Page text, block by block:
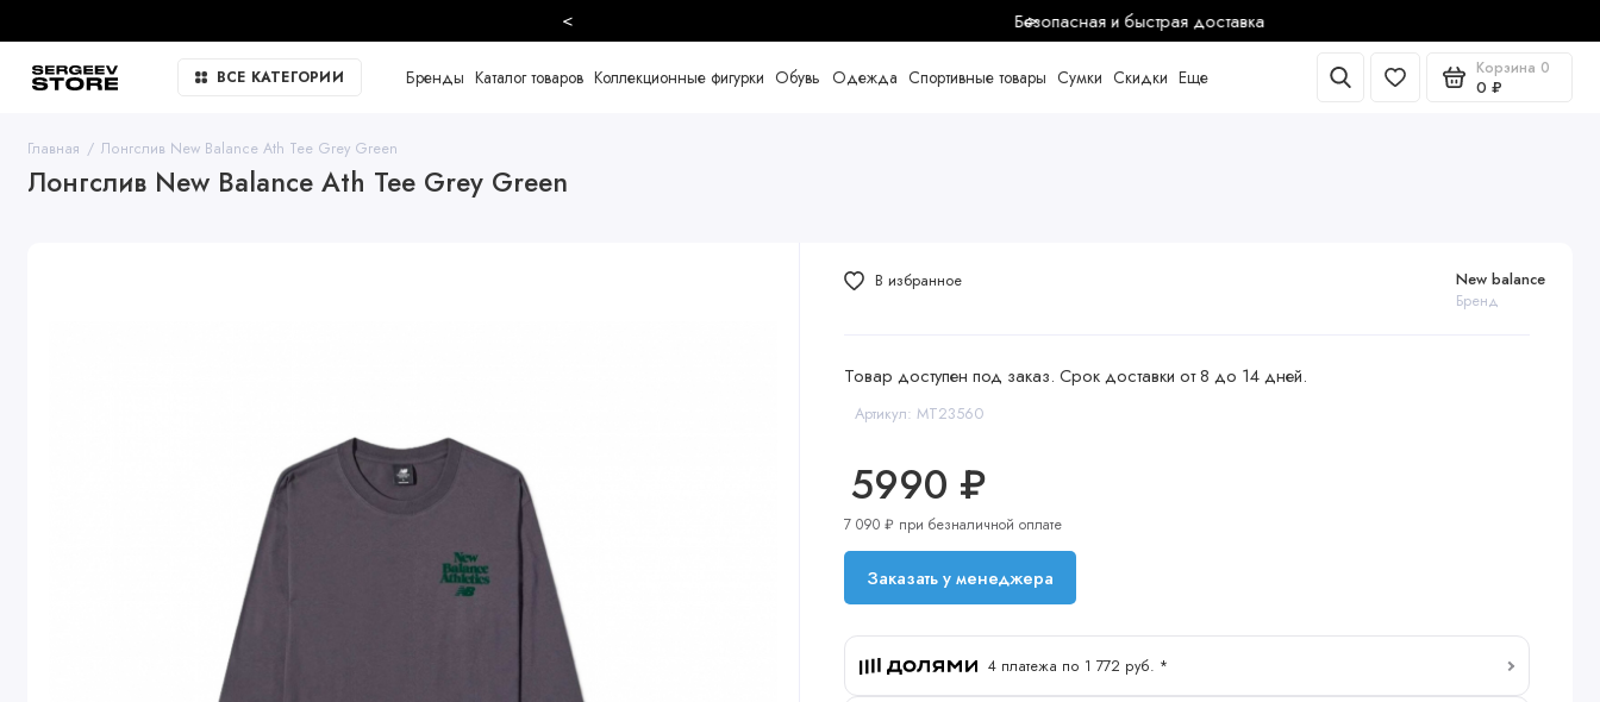
< >
ВСЕ КАТЕГОРИИ Бренды Каталог товаров Коллекционные фигурки Обувь Одежда Спортивные товары Сумки Скидки Еще Корзина 0
0 ₽
Главная Лонгслив New Balance Ath Tee Grey Green
Лонгслив New Balance Ath Tee Grey Green
Товар доступен под заказ. Срок доставки от 8 до 14 дней.
Артикул: MT23560
New balance
Бренд
5990 ₽
7 090 ₽ при безналичной оплате
Заказать у менеджера
4 платежа по 1 772 руб. *
В избранное